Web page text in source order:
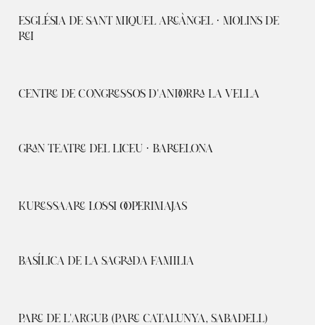
ESGLÉSIA DE SANT MIQUEL ARCÀNGEL · MOLINS DE
REI
CENTRE DE CONGRESSOS D'ANDORRA LA VELLA
GRAN TEATRE DEL LICEU · BARCELONA
KURESSAARE LOSSI OOPERIMAJAS
BASÍLICA DE LA SAGRADA FAMILIA
PARC DE L'ARGUB (PARC CATALUNYA, SABADELL)